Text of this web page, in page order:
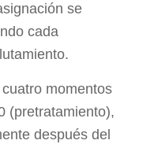
se
cada
momentos
(pretratamiento),
después del